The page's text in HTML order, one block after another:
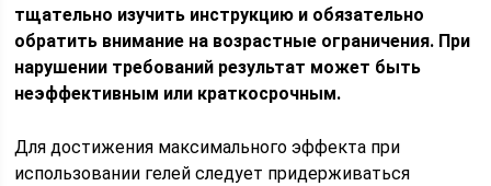
тщательно изучить инструкцию и обязательно
обратить внимание на возрастные ограничения. При
нарушении требований результат может быть
неэффективным или краткосрочным.
Для достижения максимального эффекта при
использовании гелей следует придерживаться